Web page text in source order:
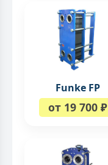
Funke FP
от 19 700 ₽